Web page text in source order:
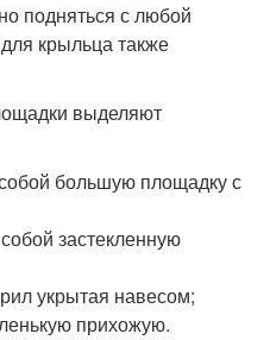
подняться с любой
крыльца также
выделяют
большую площадку с
застекленную
укрытая навесом;
прихожую.